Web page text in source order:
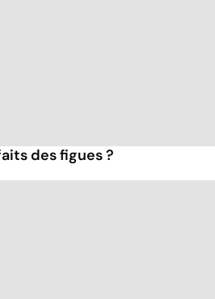
des figues ?